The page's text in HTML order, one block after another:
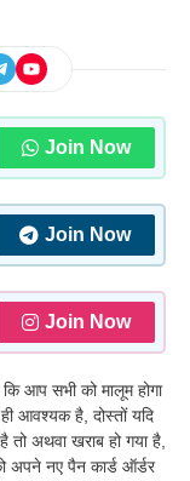
Join Now
Join Now
Join Now
आप सभी को मालूम होगा
आवश्यक है, दोस्तों यदि
अथवा खराब हो गया है,
अपने नए पैन कार्ड ऑर्डर